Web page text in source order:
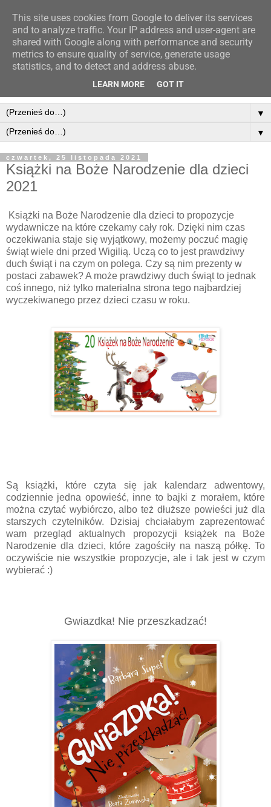
▼
▼
czwartek, 25 listopada 2021
Książki na Boże Narodzenie dla dzieci
2021
Książki na Boże Narodzenie dla dzieci to propozycje
wydawnicze na które czekamy cały rok. Dzięki nim czas
oczekiwania staje się wyjątkowy, możemy poczuć magię
świąt wiele dni przed Wigilią. Uczą co to jest prawdziwy
duch świąt i na czym on polega. Czy są nim prezenty w
postaci zabawek? A może prawdziwy duch świąt to jednak
coś innego, niż tylko materialna strona tego najbardziej
wyczekiwanego przez dzieci czasu w roku.
Są książki, które czyta się jak kalendarz adwentowy,
codziennie jedna opowieść, inne to bajki z morałem, które
można czytać wybiórczo, albo też dłuższe powieści już dla
starszych czytelników. Dzisiaj chciałabym zaprezentować
wam przegląd aktualnych propozycji książek na Boże
Narodzenie dla dzieci, które zagościły na naszą półkę. To
oczywiście nie wszystkie propozycje, ale i tak jest w czym
wybierać :)
Gwiazdka! Nie przeszkadzać!
This site uses cookies from Google to deliver its services
and to analyze traffic. Your IP address and user-agent are
shared with Google along with performance and security
metrics to ensure quality of service, generate usage
statistics, and to detect and address abuse.
LEARN MORE GOT IT